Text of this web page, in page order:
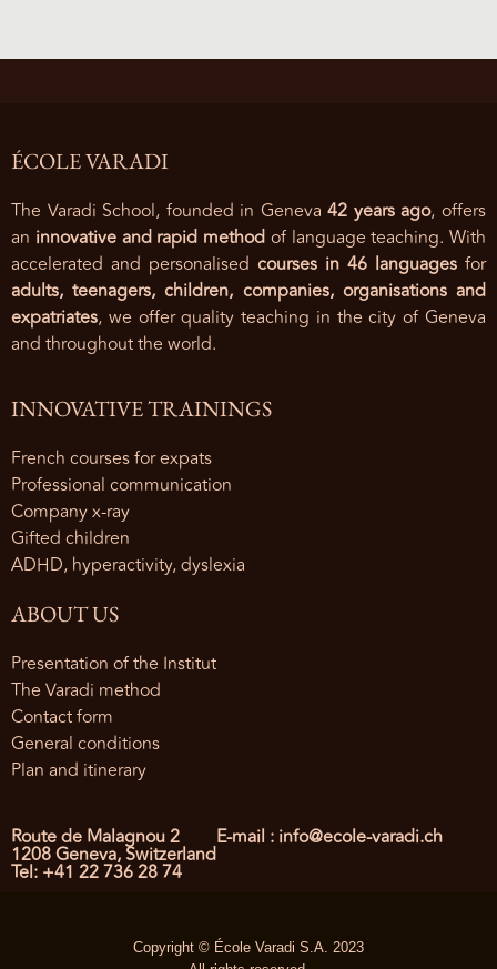
ÉCOLE VARADI
The Varadi School, founded in Geneva42 years ago, offers
an innovative and rapid method of language teaching. With
accelerated and personalised courses in 46 languages for
adults, teenagers, children, companies, organisations and
expatriates, we offer quality teaching in the city of Geneva
and throughout the world.
INNOVATIVE TRAININGS
French courses for expats
Professional communication
Company x-ray
Gifted children
ADHD, hyperactivity, dyslexia
ABOUT US
Presentation of the Institut
The Varadi method
Contact form
General conditions
Plan and itinerary
Route de Malagnou 2
1208 Geneva, Switzerland
E-mail : info@ecole-varadi.ch
Tel: +41 22 736 28 74
Copyright © École Varadi S.A. 2023